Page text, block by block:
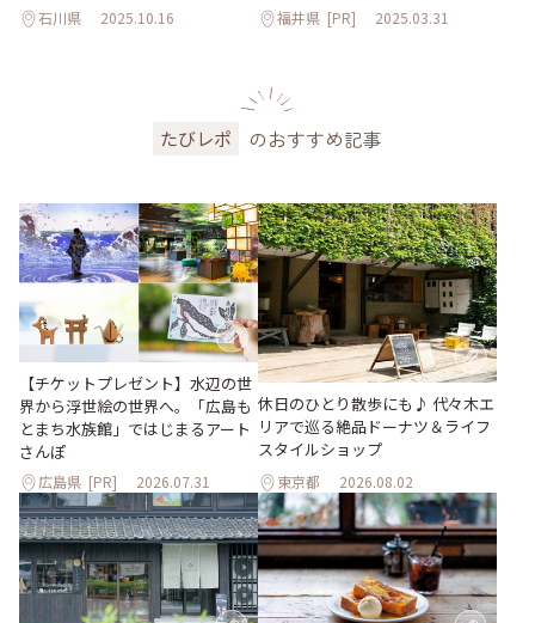
石川県 2025.10.16 福井県 [PR] 2025.03.31
たびレポ のおすすめ記事
【チケットプレゼント】水辺の世
界から浮世絵の世界へ。「広島も
とまち水族館」ではじまるアート
さんぽ
広島県 [PR] 2026.07.31
休日のひとり散歩にも♪ 代々木エ
リアで巡る絶品ドーナツ＆ライフ
スタイルショップ
東京都 2026.08.02